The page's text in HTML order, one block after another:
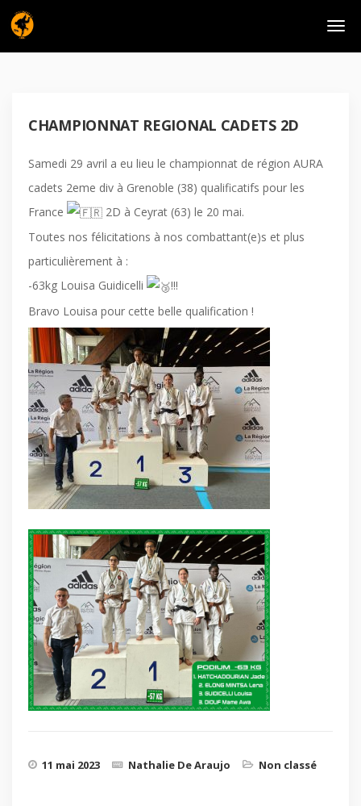
CHAMPIONNAT REGIONAL CADETS 2D
Samedi 29 avril a eu lieu le championnat de région AURA
cadets 2eme div à Grenoble (38) qualificatifs pour les
France
2D à Ceyrat (63) le 20 mai.
Toutes nos félicitations à nos combattant(e)s et plus
particulièrement à :
-63kg Louisa Guidicelli
!!!
Bravo Louisa pour cette belle qualification !
11 mai 2023 Nathalie De Araujo Non classé